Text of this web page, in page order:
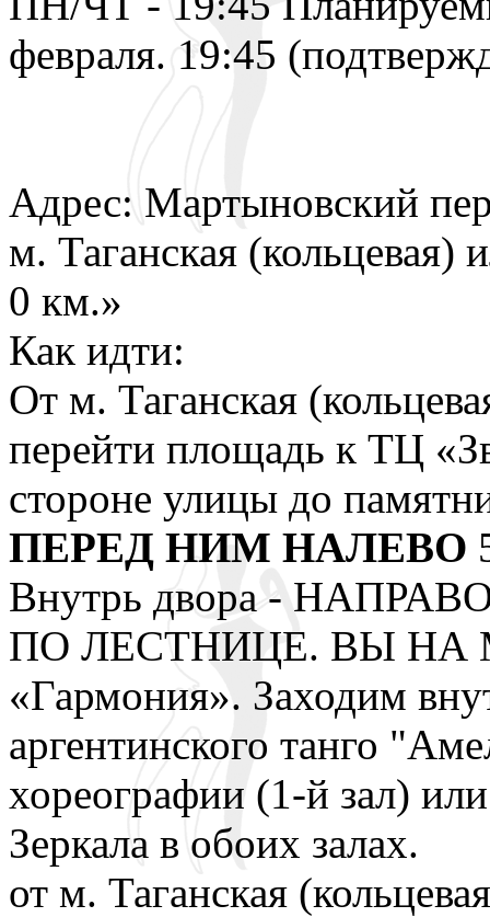
февраля. 19:45
Адрес: Мартыновский
м. Таганская
0 км.»
Как идти:
От м. Таганская
перейти площадь к ТЦ
стороне улицы до
ПЕРЕД НИМ НАЛЕВО
Внутрь двора -
ПО ЛЕСТНИЦЕ. ВЫ НА
«Гармония». Заходим
аргентинского танго
хореографии (1-й зал)
Зеркала в обоих залах.
от м. Таганская